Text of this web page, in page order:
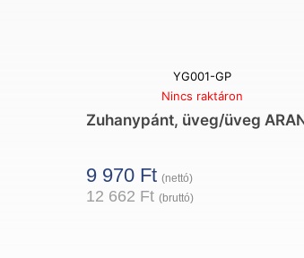
mennyiség
YG001-GP
Nincs raktáron
Zuhanypánt, üveg/üveg
9 970 Ft (nettó)
12 662 Ft (bruttó)